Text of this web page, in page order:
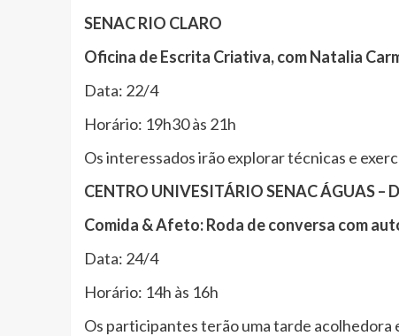
SENAC RIO CLARO
Oficina de Escrita Criativa, com Natalia
Data: 22/4
Horário: 19h30 às 21h
Os interessados irão explorar técnicas e
CENTRO UNIVESITÁRIO SENAC ÁGUAS –
Comida & Afeto: Roda de conversa com
Data: 24/4
Horário: 14h às 16h
Os participantes terão uma tarde acolhedora